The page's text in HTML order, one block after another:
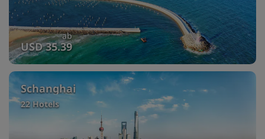
ab
USD 35.39
Schanghai
22 Hotels